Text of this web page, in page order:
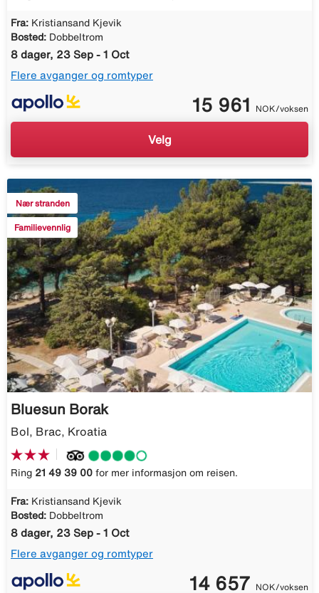
Fra: Kristiansand Kjevik
Bosted: Dobbeltrom
8 dager, 23 Sep - 1 Oct
Flere avganger og romtyper
15 961 NOK/voksen
Velg
Nær stranden
Familievennlig
Bluesun Borak
Bol, Brac, Kroatia
Ring 21 49 39 00 for mer informasjon om reisen.
Fra: Kristiansand Kjevik
Bosted: Dobbeltrom
8 dager, 23 Sep - 1 Oct
Flere avganger og romtyper
14 657 NOK/voksen